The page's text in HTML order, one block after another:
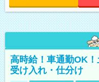
高時給！車通勤OK！
受け入れ・仕分け